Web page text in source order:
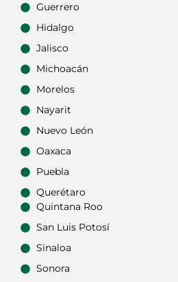
Guerrero
Hidalgo
Jalisco
Michoacán
Morelos
Nayarit
Nuevo León
Oaxaca
Puebla
Querétaro
Quintana Roo
San Luis Potosí
Sinaloa
Sonora